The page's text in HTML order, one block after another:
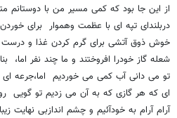
از این جا بود که کمی مسیر من با دوستانم
دربلندای تپه ای با عظمت وهموار برای
خوش ذوق آتشی برای گرم کردن غذا و درست
شعله گاز خودرا افروختند و ما چند نفر
تو می دانی آب کمی می خوردیم اما،جرعه
ای که هر گازی که به آن می زدیم تو گویی
آرام آرام به خودآئیم و چشم اندازبی نهایت